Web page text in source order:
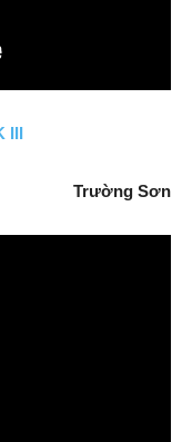
III
Trường Sơn